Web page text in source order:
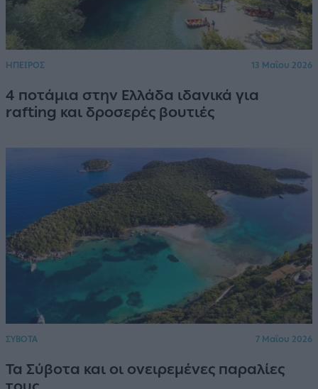
ΗΠΕΙΡΟΣ 13 Μαΐου 2026
4 ποτάμια στην Ελλάδα ιδανικά για
rafting και δροσερές βουτιές
ΣΥΒΟΤΑ 7 Μαΐου 2026
Τα Σύβοτα και οι ονειρεμένες παραλίες